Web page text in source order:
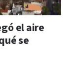
el aire
se